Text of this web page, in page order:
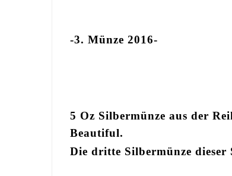
-3. Münze 2016-
5 Oz Silbermünze aus der
Beautiful.
Die dritte Silbermünze dieser